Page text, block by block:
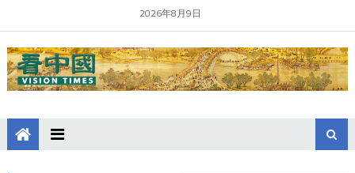
2026年8月9日